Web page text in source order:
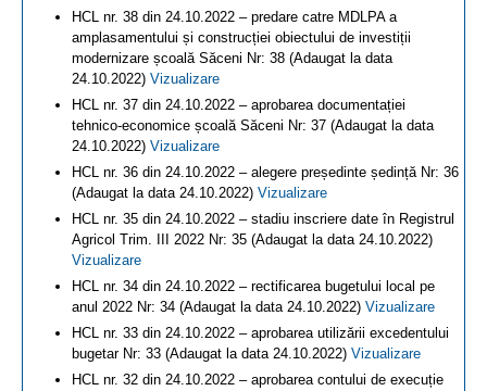
HCL nr. 38 din 24.10.2022 – predare catre MDLPA a
amplasamentului și construcției obiectului de investiții
modernizare școală Săceni Nr: 38 (Adaugat la data
24.10.2022) Vizualizare
HCL nr. 37 din 24.10.2022 – aprobarea documentației
tehnico-economice școală Săceni Nr: 37 (Adaugat la data
24.10.2022) Vizualizare
HCL nr. 36 din 24.10.2022 – alegere președinte ședință Nr: 36
(Adaugat la data 24.10.2022) Vizualizare
HCL nr. 35 din 24.10.2022 – stadiu inscriere date în Registrul
Agricol Trim. III 2022 Nr: 35 (Adaugat la data 24.10.2022)
Vizualizare
HCL nr. 34 din 24.10.2022 – rectificarea bugetului local pe
anul 2022 Nr: 34 (Adaugat la data 24.10.2022) Vizualizare
HCL nr. 33 din 24.10.2022 – aprobarea utilizării excedentului
bugetar Nr: 33 (Adaugat la data 24.10.2022) Vizualizare
HCL nr. 32 din 24.10.2022 – aprobarea contului de execuție